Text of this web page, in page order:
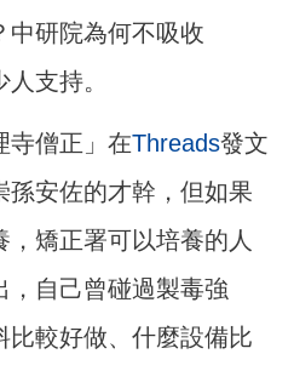
中研院為何不吸收
支持。
寺僧正」在Threads發文
孫安佐的才幹，但如果
矯正署可以培養的人
，自己曾碰過製毒強
比較好做、什麼設備比